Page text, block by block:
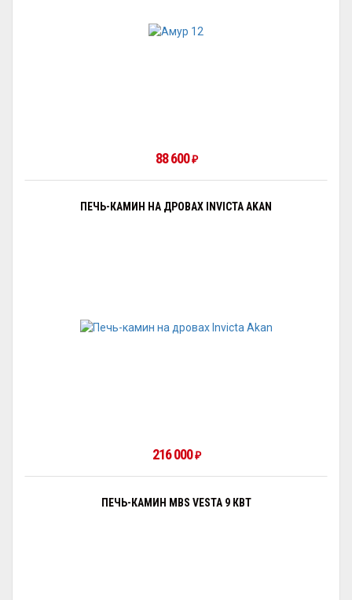
88 600₽
ПЕЧЬ-КАМИН НА ДРОВАХ INVICTA AKAN
216 000₽
ПЕЧЬ-КАМИН MBS VESTA 9 КВТ